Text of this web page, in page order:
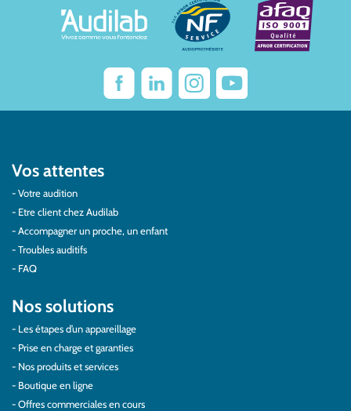
Vos attentes
Votre audition
Etre client chez Audilab
Accompagner un proche, un enfant
Troubles auditifs
FAQ
Nos solutions
Les étapes d’un appareillage
Prise en charge et garanties
Nos produits et services
Boutique en ligne
Offres commerciales en cours